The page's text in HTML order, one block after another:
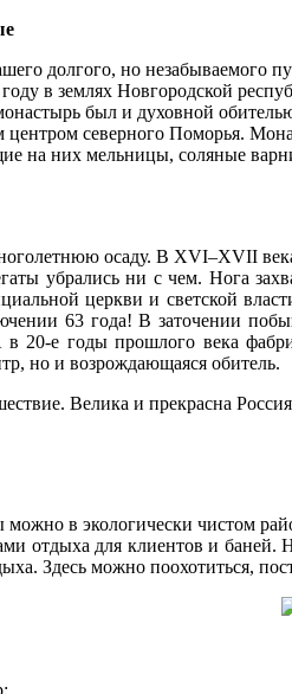
долгого, но незабываемого
в землях Новгородской
был и духовной
северного Поморья.
на них мельницы, соляные
осаду. В XVI–XVII
убрались ни с чем. Нога
церкви и светской
63 года! В заточении
20-е годы прошлого века
но и возрождающаяся обитель.
Велика и прекрасна
можно в экологически чистом
отдыха для клиентов и баней.
Здесь можно поохотиться,